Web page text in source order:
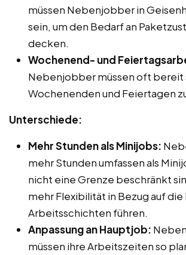
müssen Nebenjobber in
sein, um den Bedarf an
decken.
Wochenend- und
Nebenjobber müssen oft bereit
Wochenenden und Feiertagen
Unterschiede:
Mehr Stunden als Minijobs:
mehr Stunden umfassen als
nicht eine Grenze beschränkt
mehr Flexibilität in Bezug auf die
Arbeitsschichten führen.
Anpassung an Hauptjob:
müssen ihre Arbeitszeiten so